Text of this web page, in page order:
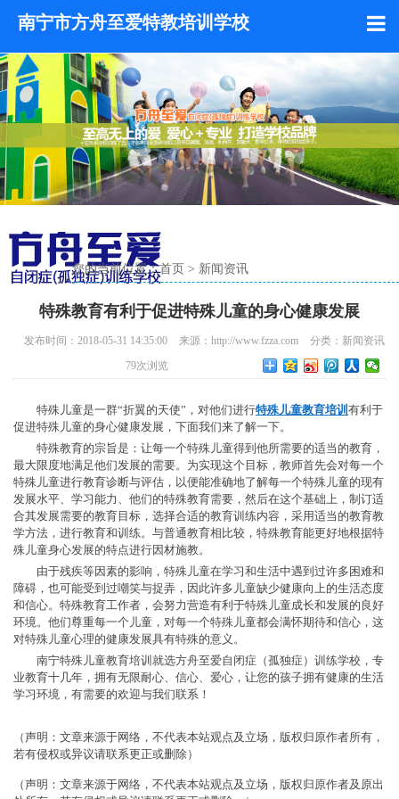
南宁市方舟至爱特教培训学校
您的当前位置：首页 > 新闻资讯
特殊教育有利于促进特殊儿童的身心健康发展
发布时间：2018-05-31 14:35:00 来源：http://www.fzza.com 分类： 新闻资讯
79次浏览
特殊儿童是一群“折翼的天使”，对他们进行特殊儿童教育培训 有利于
促进特殊儿童的身心健康发展，下面我们来了解一下。
特殊教育的宗旨是：让每一个特殊儿童得到他所需要的适当的教育，
最大限度地满足他们发展的需要。为实现这个目标，教师首先会对每一个
特殊儿童进行教育诊断与评估，以便能准确地了解每一个特殊儿童的现有
发展水平、学习能力、他们的特殊教育需要，然后在这个基础上，制订适
合其发展需要的教育目标，选择合适的教育训练内容，采用适当的教育教
学方法，进行教育和训练。与普通教育相比较，特殊教育能更好地根据特
殊儿童身心发展的特点进行因材施教。
由于残疾等因素的影响，特殊儿童在学习和生活中遇到过许多困难和
障碍，也可能受到过嘲笑与捉弄，因此许多儿童缺少健康向上的生活态度
和信心。特殊教育工作者，会努力营造有利于特殊儿童成长和发展的良好
环境。他们尊重每一个儿童，对每一个特殊儿童都会满怀期待和信心，这
对特殊儿童心理的健康发展具有特殊的意义。
南宁特殊儿童教育培训就选方舟至爱自闭症（孤独症）训练学校，专
业教育十几年，拥有无限耐心、信心、爱心，让您的孩子拥有健康的生活
学习环境，有需要的欢迎与我们联系！
（声明：文章来源于网络，不代表本站观点及立场，版权归原作者所有，
若有侵权或异议请联系更正或删除）
（声明：文章来源于网络，不代表本站观点及立场，版权归原作者及原出